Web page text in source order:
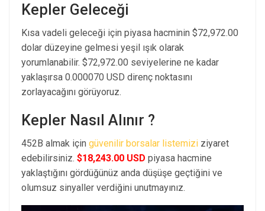
Kepler Geleceği
Kısa vadeli geleceği için piyasa hacminin $72,972.00
dolar düzeyine gelmesi yeşil ışık olarak
yorumlanabilir. $72,972.00 seviyelerine ne kadar
yaklaşırsa 0.000070 USD direnç noktasını
zorlayacağını görüyoruz.
Kepler Nasıl Alınır ?
452B almak için güvenilir borsalar listemizi ziyaret
edebilirsiniz. $18,243.00 USD piyasa hacmine
yaklaştığını gördüğünüz anda düşüşe geçtiğini ve
olumsuz sinyaller verdiğini unutmayınız.